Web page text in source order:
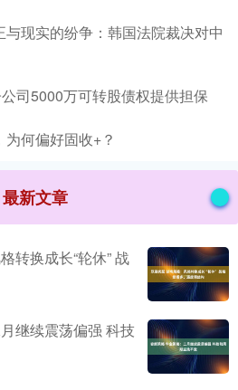
现实的纷争：韩国法院裁决对中
司5000万可转股债权提供担保
何偏好固收+？
最新文章
转换成长“轮休” 战
继续震荡偏强 科技